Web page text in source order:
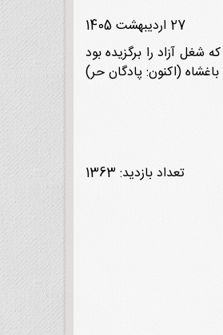
27 اردیبهشت 1405
وی که شغل آزاد را برگزیده بود
انتقال می‌داد. روز 22 بهمن 1357 به هنگام تسخیر پادگان باغشاه (اکنون: پادگان حر)
تعداد بازدید: 1363